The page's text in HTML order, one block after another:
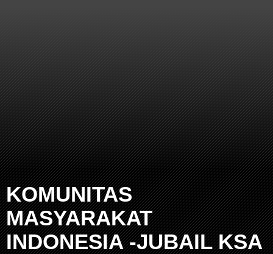
KOMUNITAS
MASYARAKAT
INDONESIA -JUBAIL KSA